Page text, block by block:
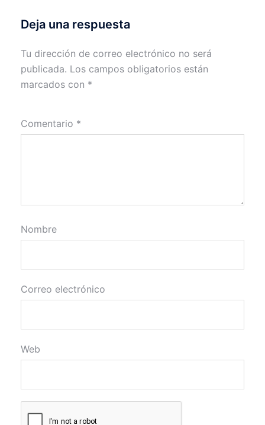
Deja una respuesta
Tu dirección de correo electrónico no será
publicada. Los campos obligatorios están
marcados con *
Comentario *
Nombre
Correo electrónico
Web